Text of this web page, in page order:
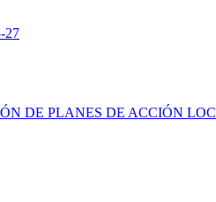
27
DE PLANES DE ACCIÓN